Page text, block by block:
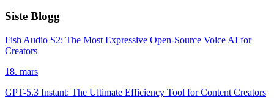
Siste Blogg
Fish Audio S2: The Most Expressive Open-Source Voice AI for
Creators
18. mars
GPT-5.3 Instant: The Ultimate Efficiency Tool for Content Creators